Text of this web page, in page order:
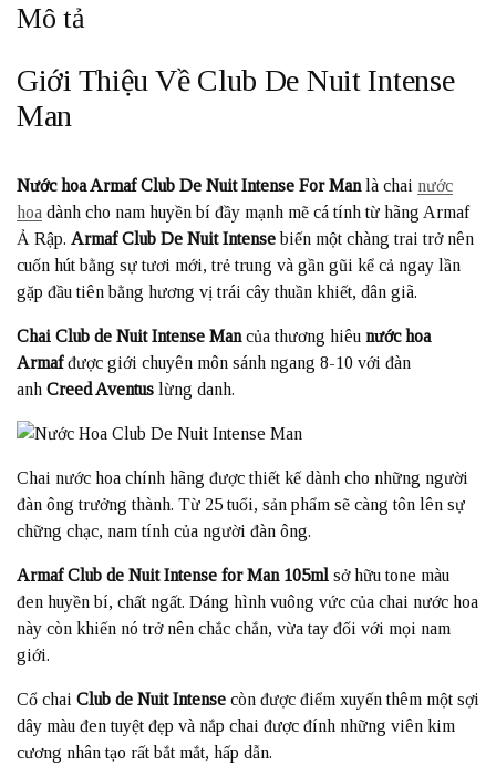
Mô tả
Giới Thiệu Về Club De Nuit Intense
Man
Nước hoa Armaf Club De Nuit Intense For Manlà chai nước
hoa dành cho nam huyền bí đầy mạnh mẽ cá tính từ hãng Armaf
Ả Rập. Armaf Club De Nuit Intensebiến một chàng trai trở nên
cuốn hút bằng sự tươi mới, trẻ trung và gần gũi kể cả ngay lần
gặp đầu tiên bằng hương vị trái cây thuần khiết, dân giã.
Chai Club de Nuit Intense Mancủa thương hiêu nước hoa
Armafđược giới chuyên môn sánh ngang 8-10 với đàn
anh Creed Aventus lừng danh.
Chai nước hoa chính hãng được thiết kế dành cho những người
đàn ông trưởng thành. Từ 25 tuổi, sản phẩm sẽ càng tôn lên sự
chững chạc, nam tính của người đàn ông.
Armaf Club de Nuit Intense for Man 105ml sở hữu tone màu
đen huyền bí, chất ngất. Dáng hình vuông vức của chai nước hoa
này còn khiến nó trở nên chắc chắn, vừa tay đối với mọi nam
giới.
Cổ chai Club de Nuit Intense còn được điểm xuyến thêm một sợi
dây màu đen tuyệt đẹp và nắp chai được đính những viên kim
cương nhân tạo rất bắt mắt, hấp dẫn.